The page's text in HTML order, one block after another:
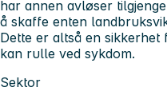
har annen avløser
å skaffe enten
Dette er altså en
kan rulle ved sykdom.
Sektor